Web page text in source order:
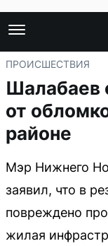
ПРОИСШЕСТВИЯ
Шалабаев
от
районе
Мэр Нижнего
заявил, что в
повреждено
жилая